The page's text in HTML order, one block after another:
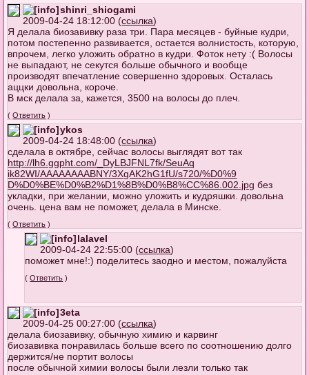
shinri_shiogami
2009-04-24 18:12:00 (ссылка)
Я делала биозавивку раза три. Пара месяцев - буйные кудри,
потом постепенно развивается, остается волнистость, которую,
впрочем, легко уложить обратно в кудри. Фоток нету :( Волосы
не выпадают, не секутся больше обычного и вообще
производят впечатление совершенно здоровых. Осталась
аццки довольна, короче.
В мск делала за, кажется, 3500 на волосы до плеч.
(Ответить )
ykos
2009-04-24 18:48:00 (ссылка)
сделала в октябре, сейчас волосы выглядят вот так
http://lh6.ggpht.com/_DyLBJFNL7fk/SeuAq
ik82WI/AAAAAAAABNY/3XgAK2hG1fU/s720/%D0%9
D%D0%BE%D0%B2%D1%8B%D0%B8%CC%86.002.jpg без
укладки, при желании, можно уложить и кудряшки. довольна
очень. цена вам не поможет, делала в Минске.
(Ответить )
lalavel
2009-04-24 22:55:00 (ссылка)
поможет мне!:) поделитесь заодно и местом, пожалуйста
(Ответить )
3eta
2009-04-25 00:27:00 (ссылка)
делала биозавивку, обычную химию и карвинг
биозавивка понравилась больше всего по соотношению долго
держится/не портит волосы
после обычной химии волосы были лезли только так